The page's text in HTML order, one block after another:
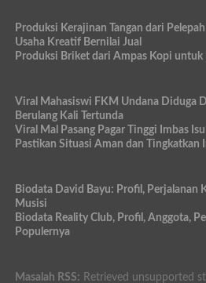
Produksi Kerajinan Tangan dari
Usaha Kreatif Bernilai Jual
Produksi Briket dari Ampas Kopi
Viral Mahasiswi FKM Undana Diduga
Berulang Kali Tertunda
Viral Mal Pasang Pagar Tinggi Imbas
Pastikan Situasi Aman dan Tingkatkan
Biodata David Bayu: Profil, Perjalanan
Musisi
Biodata Reality Club, Profil, Anggota,
Populernya
Masalah RSS: Retrieved unsupported